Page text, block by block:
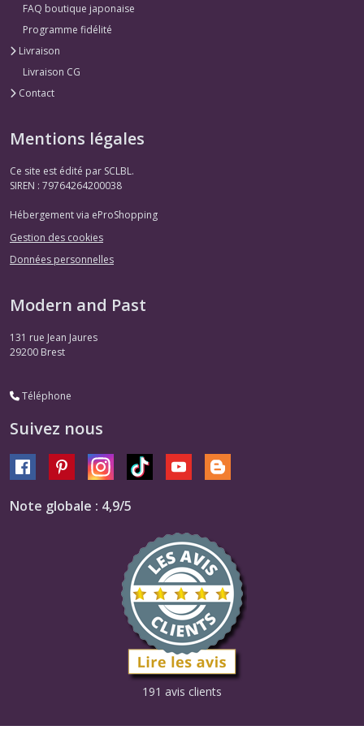
FAQ boutique japonaise
Programme fidélité
Livraison
Livraison CG
Contact
Mentions légales
Ce site est édité par SCLBL.
SIREN : 79764264200038
Hébergement via eProShopping
Gestion des cookies
Données personnelles
Modern and Past
131 rue Jean Jaures
29200 Brest
Téléphone
Suivez nous
Note globale : 4,9/5
191 avis clients